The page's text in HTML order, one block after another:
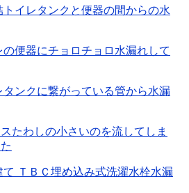
イレタンクと便器の間からの水
の便器にチョロチョロ水漏れして
タンクに繋がっている管から水漏
たわしの小さいのを流してしま
ＴＢＣ埋め込み式洗濯水栓水漏